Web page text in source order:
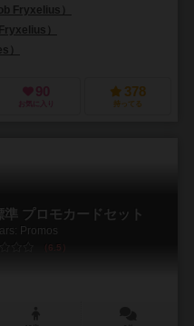
Fryxelius）
）
）
90
お気に入り
378
持ってる
プロモカードセット
Promos
6.5